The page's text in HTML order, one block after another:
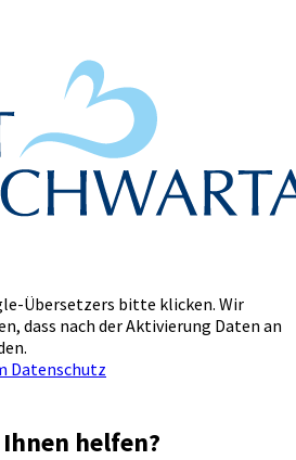
Übersetzers bitte klicken. Wir
dass nach der Aktivierung Daten an
Datenschutz
helfen?